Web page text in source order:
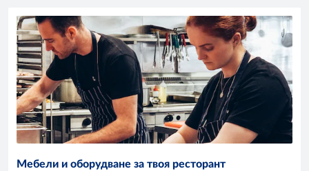
Мебели и оборудване за твоя ресторант